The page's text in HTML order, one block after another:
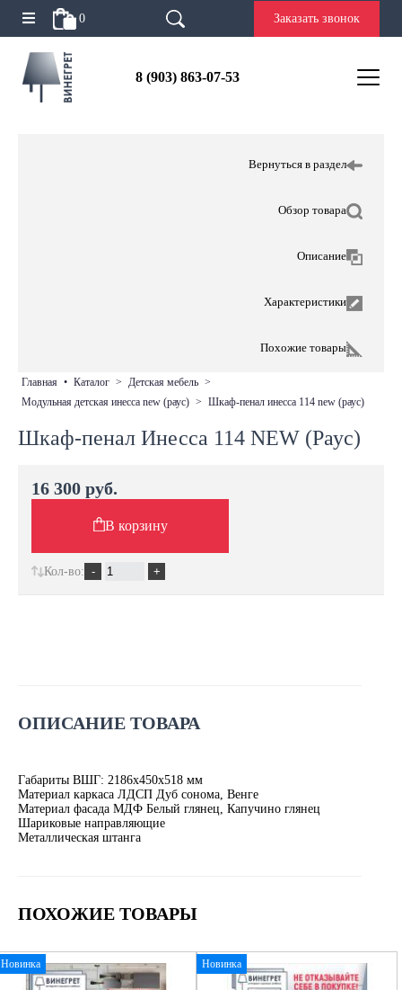
0 Заказать звонок
8 (903) 863-07-53
Вернуться в раздел
Обзор товара
Описание
Характеристики
Похожие товары
главная • каталог > детская мебель >
модульная детская инесса new (раус) > шкаф-пенал инесса 114 new (раус)
Шкаф-пенал Инесса 114 NEW (Раус)
ОПИСАНИЕ ТОВАРА
Габариты ВШГ: 2186х450х518 мм
Материал каркаса ЛДСП Дуб сонома, Венге
Материал фасада МДФ Белый глянец, Капучино глянец
Шариковые направляющие
Металлическая штанга
ПОХОЖИЕ ТОВАРЫ
Новинка Новинка
16 300 руб.
В корзину
Кол-во: